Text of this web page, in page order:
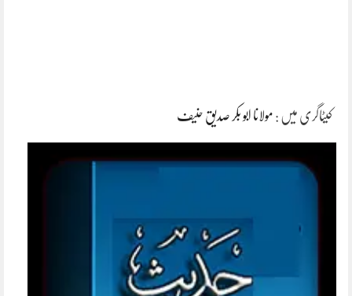
کیٹاگری میں : مولانا ابو بکر صدیق حنیف